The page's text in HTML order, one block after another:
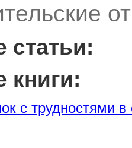
статьи:
книги:
с трудностями в